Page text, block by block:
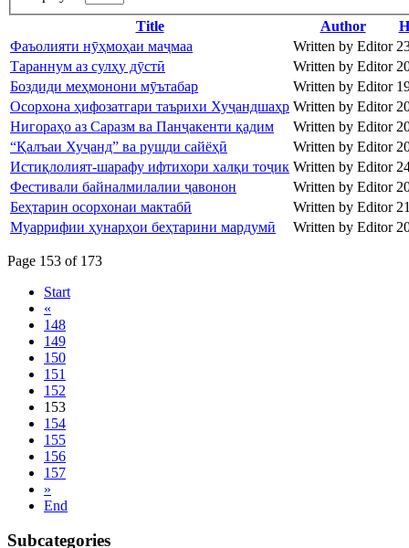
Title
Author
Фаъолияти нӯҳмоҳаи маҷмаа
Written by Editor
Тараннум аз сулҳу дӯстӣ
Written by Editor
Боздиди меҳмонони мӯътабар
Written by Editor
Осорхона ҳифозатгари таърихи Хуҷандшаҳр Written by Editor
Нигораҳо аз Саразм ва Панҷакенти қадим
Written by Editor
“Қалъаи Хуҷанд” ва рушди сайёҳӣ
Written by Editor
Истиқлолият-шарафу ифтихори халқи тоҷик Written by Editor
Фестивали байналмилалии ҷавонон
Written by Editor
Беҳтарин осорхонаи мактабӣ
Written by Editor
Муаррифии ҳунарҳои беҳтарини мардумӣ
Written by Editor
Page 153 of 173
Start
«
148
149
150
151
152
153
154
155
156
157
»
End
Subcategories